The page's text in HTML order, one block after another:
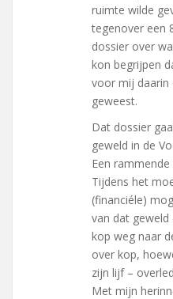
ruimte wilde
tegenover een
dossier over
kon begrijpen
voor mij daarin
geweest.
Dat dossier
geweld in de
Een rammende
Tijdens het
(financiéle)
van dat
kop weg naar
over kop,
zijn lijf –
Met mijn